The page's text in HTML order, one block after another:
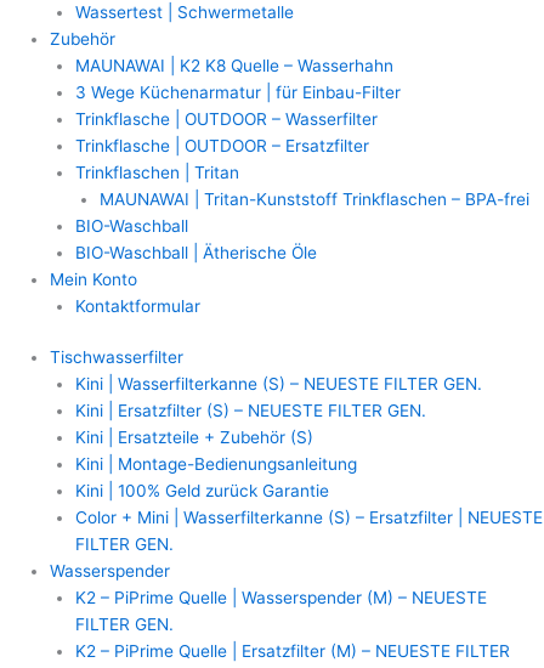
Wassertest | Schwermetalle
Zubehör
MAUNAWAI | K2 K8 Quelle – Wasserhahn
3 Wege Küchenarmatur | für Einbau-Filter
Trinkflasche | OUTDOOR – Wasserfilter
Trinkflasche | OUTDOOR – Ersatzfilter
Trinkflaschen | Tritan
MAUNAWAI | Tritan-Kunststoff Trinkflaschen – BPA-frei
BIO-Waschball
BIO-Waschball | Ätherische Öle
Mein Konto
Kontaktformular
Tischwasserfilter
Kini | Wasserfilterkanne (S) – NEUESTE FILTER GEN.
Kini | Ersatzfilter (S) – NEUESTE FILTER GEN.
Kini | Ersatzteile + Zubehör (S)
Kini | Montage-Bedienungsanleitung
Kini | 100% Geld zurück Garantie
Color + Mini | Wasserfilterkanne (S) – Ersatzfilter | NEUESTE
FILTER GEN.
Wasserspender
K2 – PiPrime Quelle | Wasserspender (M) – NEUESTE
FILTER GEN.
K2 – PiPrime Quelle | Ersatzfilter (M) – NEUESTE FILTER